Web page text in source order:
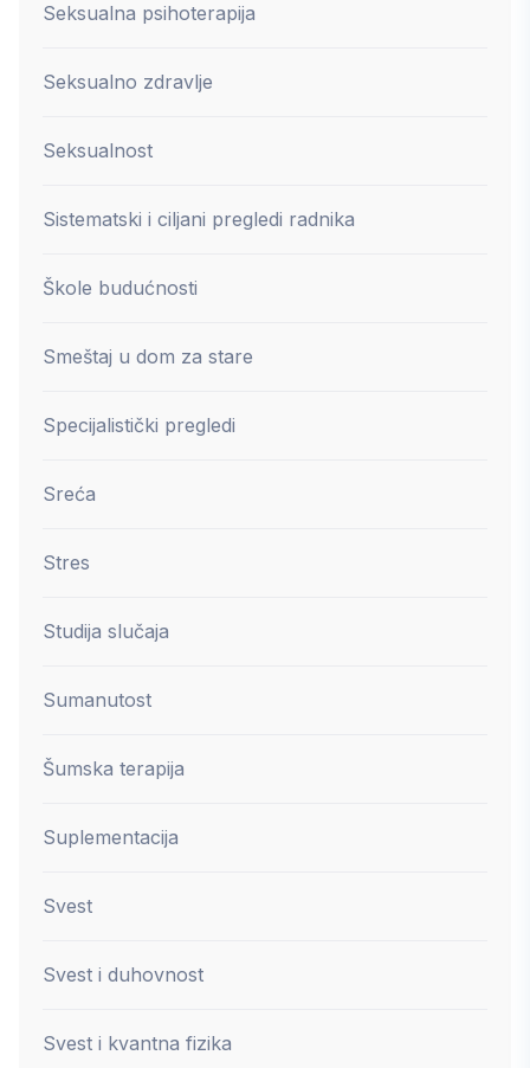
Seksualna psihoterapija
Seksualno zdravlje
Seksualnost
Sistematski i ciljani pregledi radnika
Škole budućnosti
Smeštaj u dom za stare
Specijalistički pregledi
Sreća
Stres
Studija slučaja
Sumanutost
Šumska terapija
Suplementacija
Svest
Svest i duhovnost
Svest i kvantna fizika